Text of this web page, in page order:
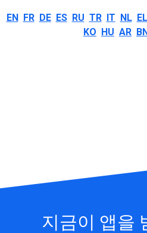
EN FR DE ES RU TR IT NL EL
KO HU AR
지금이 앱을